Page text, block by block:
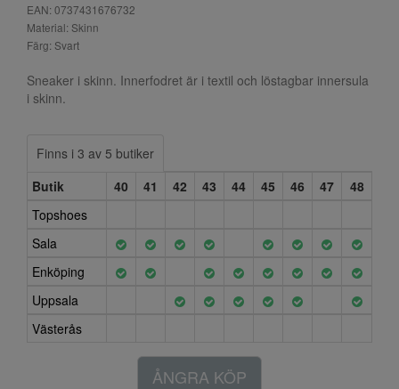
EAN: 0737431676732
Material: Skinn
Färg: Svart
Sneaker i skinn. Innerfodret är i textil och löstagbar innersula
i skinn.
Finns i 3 av 5 butiker
Butik
40 41 42 43 44 45 46 47
48
Topshoes
Sala
Enköping
Uppsala
Västerås
ÅNGRA KÖP